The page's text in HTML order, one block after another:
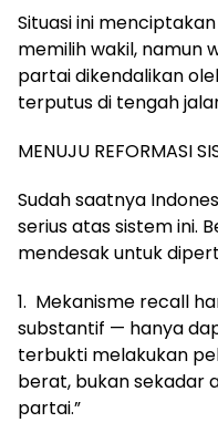
Situasi ini
memilih wakil, namun
partai dikendalikan
terputus di tengah
MENUJU REFORMASI
Sudah saatnya
serius atas sistem ini.
mendesak untuk
1. Mekanisme recall
substantif — hanya
terbukti melakukan
berat, bukan sekadar
partai.”